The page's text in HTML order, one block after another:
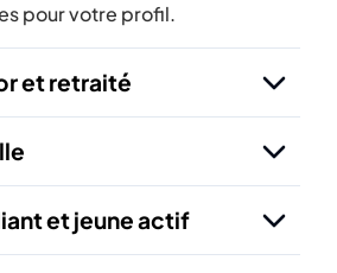
pour votre profil.
et retraité
et jeune actif